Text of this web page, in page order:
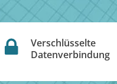
Verschlüsselte
Datenverbindung